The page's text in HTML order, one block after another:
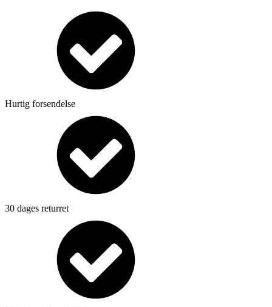
Hurtig forsendelse
30 dages returret